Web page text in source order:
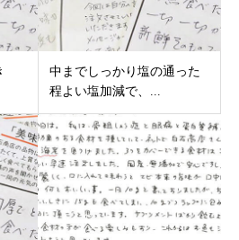
中までしっかり塩の通った
程よい塩加減で、...